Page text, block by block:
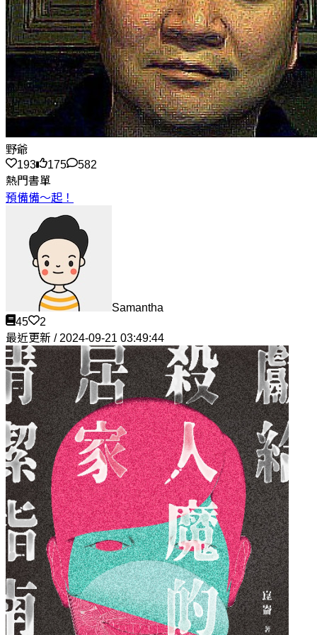
野爺
193
175
582
熱門書單
預備備～起！
Samantha
45
2
最近更新 / 2024-09-21 03:49:44